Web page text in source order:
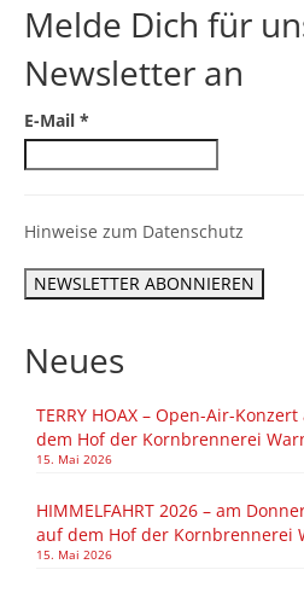
Melde Dich für
Newsletter an
E-Mail *
Hinweise zum Datenschutz
Neues
TERRY HOAX – Open-Air-
dem Hof der Kornbrennerei
15. Mai 2026
HIMMELFAHRT 2026 – am
auf dem Hof der Kornbrennerei
15. Mai 2026